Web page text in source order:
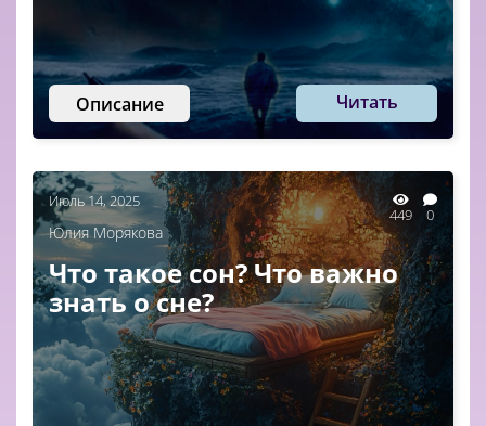
Описание Читать
Июль 14, 2025
449 0
Юлия Морякова
Что такое сон? Что важно
знать о сне?